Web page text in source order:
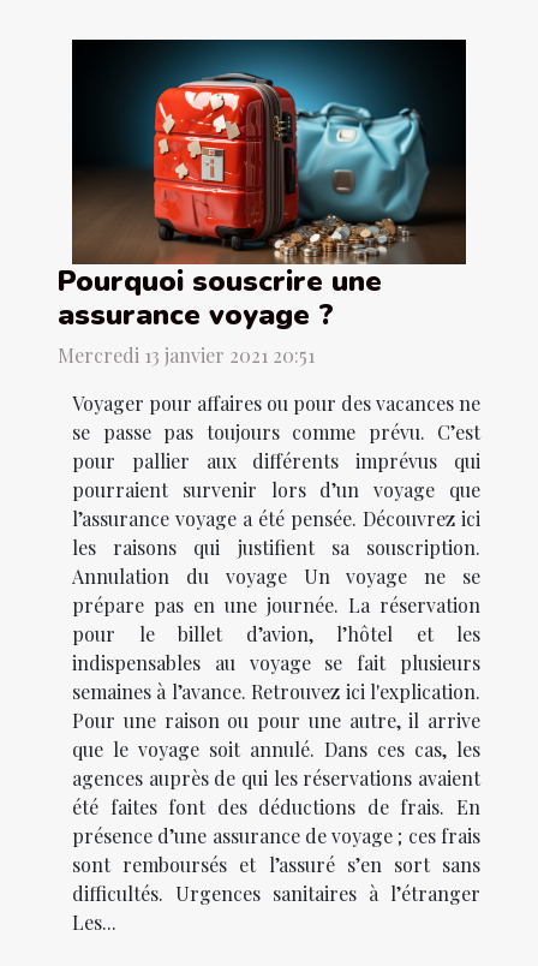
Pourquoi souscrire une
assurance voyage ?
Mercredi 13 janvier 2021 20:51
Voyager pour affaires ou pour des vacances ne
se passe pas toujours comme prévu. C’est
pour pallier aux différents imprévus qui
pourraient survenir lors d’un voyage que
l’assurance voyage a été pensée. Découvrez ici
les raisons qui justifient sa souscription.
Annulation du voyage Un voyage ne se
prépare pas en une journée. La réservation
pour le billet d’avion, l’hôtel et les
indispensables au voyage se fait plusieurs
semaines à l’avance. Retrouvez ici l'explication.
Pour une raison ou pour une autre, il arrive
que le voyage soit annulé. Dans ces cas, les
agences auprès de qui les réservations avaient
été faites font des déductions de frais. En
présence d’une assurance de voyage ; ces frais
sont remboursés et l’assuré s’en sort sans
difficultés. Urgences sanitaires à l’étranger
Les...